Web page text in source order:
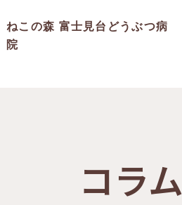
ねこの森 富士見台どうぶつ病
院
コラム